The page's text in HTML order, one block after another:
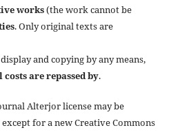
works(the work cannot be
. Only original texts are
and copying by any means,
are repassed by.
Alterjor license may be
for a new Creative Commons